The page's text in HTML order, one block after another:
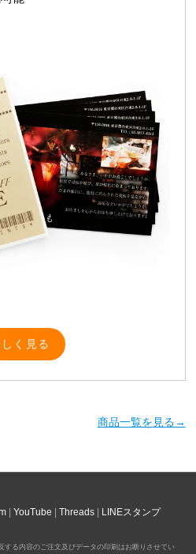
く見る
商品一覧を見る→
YouTube Threads LINEスタンプ
する内容のご注文及びデータの印刷はお断りさせてい